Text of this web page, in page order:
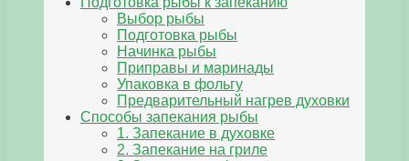
Выбор рыбы
Подготовка рыбы
Начинка рыбы
Приправы и маринады
Упаковка в фольгу
Предварительный нагрев духовки
Способы запекания рыбы
1. Запекание в духовке
2. Запекание на гриле